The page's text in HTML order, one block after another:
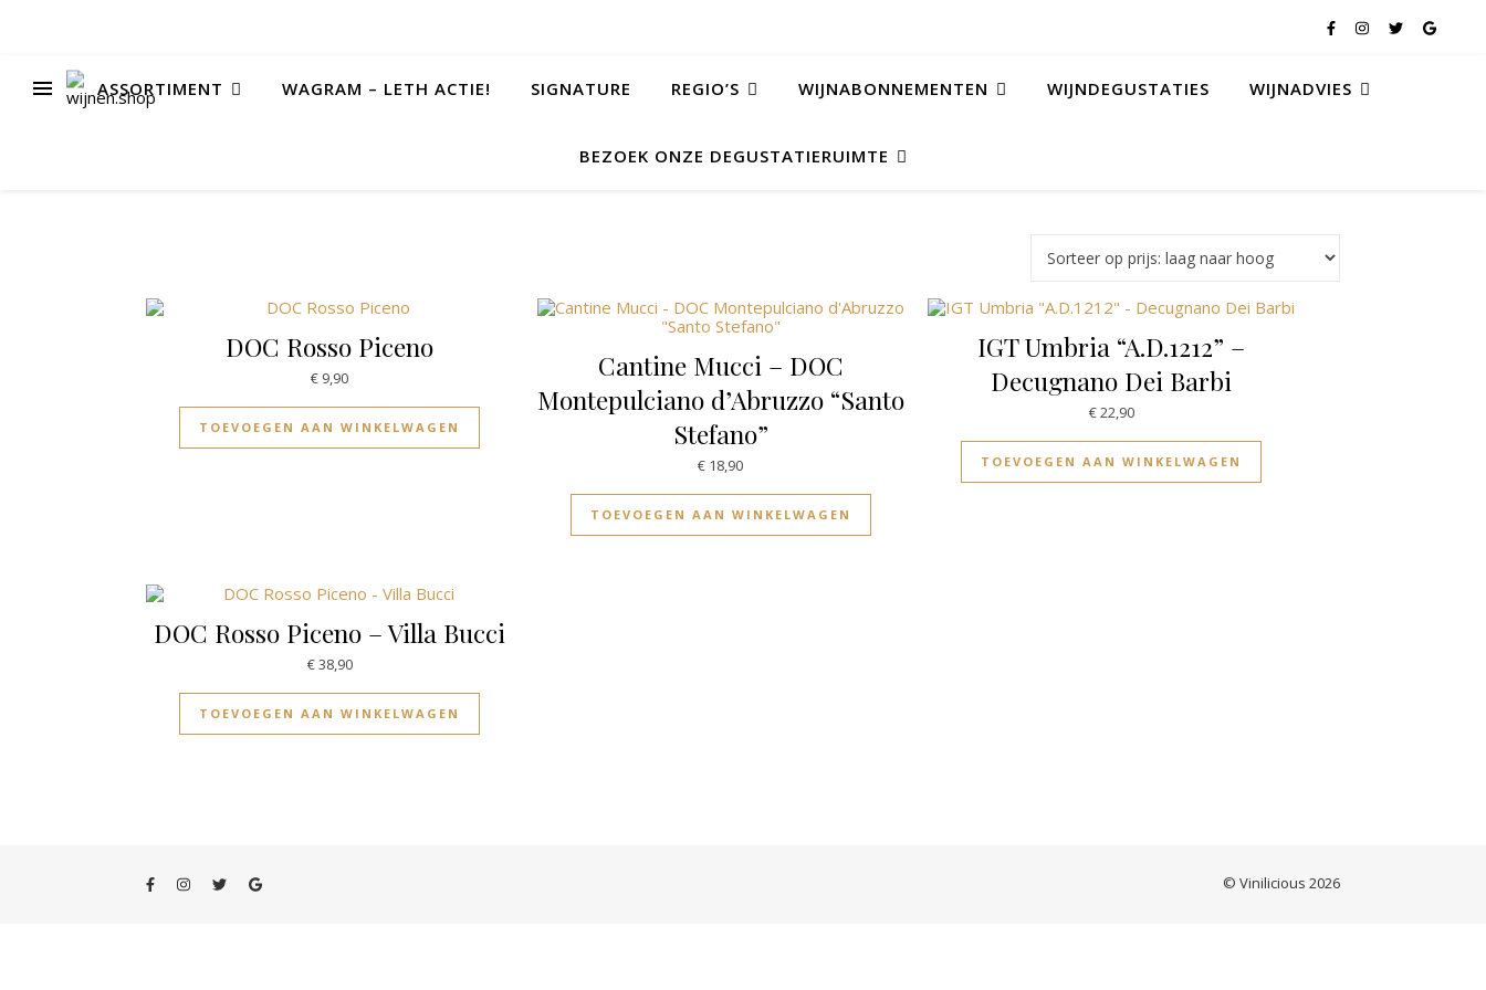
ASSORTIMENT WAGRAM – LETH ACTIE! SIGNATURE REGIO’S WIJNABONNEMENTEN WIJNDEGUSTATIES WIJNADVIES
BEZOEK ONZE DEGUSTATIERUIMTE
DOC Rosso Piceno
€ 9,90
TOEVOEGEN AAN WINKELWAGEN
Cantine Mucci – DOC
Montepulciano d’Abruzzo “Santo
Stefano”
€ 18,90
TOEVOEGEN AAN WINKELWAGEN
IGT Umbria “A.D.1212” –
Decugnano Dei Barbi
€22,90
TOEVOEGEN AAN WINKELWAGEN
DOC Rosso Piceno – Villa Bucci
€38,90
TOEVOEGEN AAN WINKELWAGEN
© Vinilicious 2026